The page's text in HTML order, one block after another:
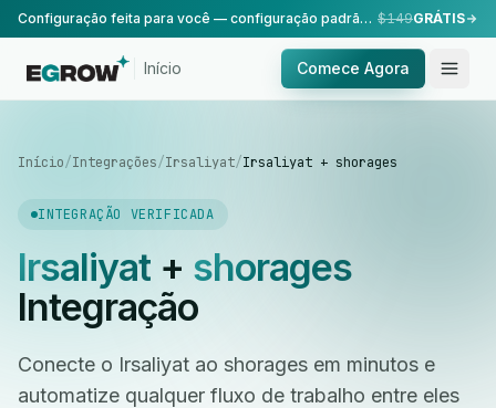
Configuração feita para você — configuração padrão, realizada pela nossa equipe. $149GRÁTIS
Início Comece Agora
Início/Integrações/Irsaliyat/Irsaliyat + shorages
INTEGRAÇÃO VERIFICADA
Irsaliyat+ shorages
Integração
Conecte o Irsaliyat ao shorages em minutos e
automatize qualquer fluxo de trabalho entre eles